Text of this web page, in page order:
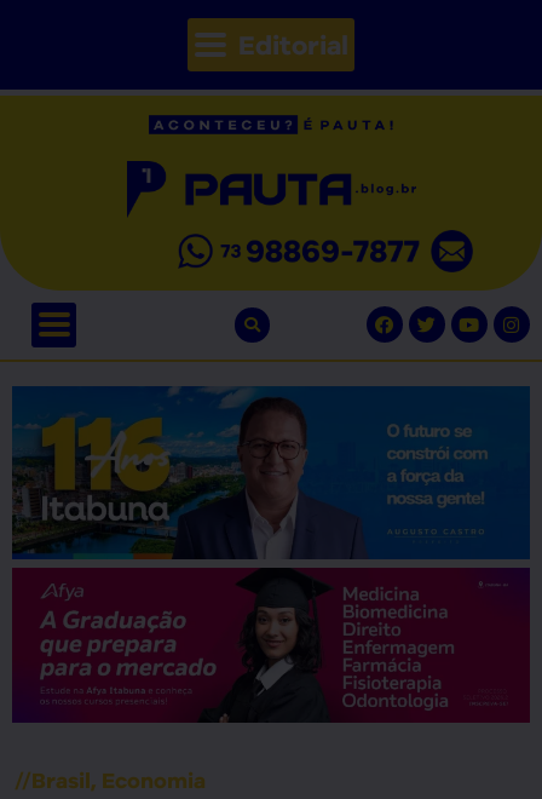
Editorial
//Brasil, Economia